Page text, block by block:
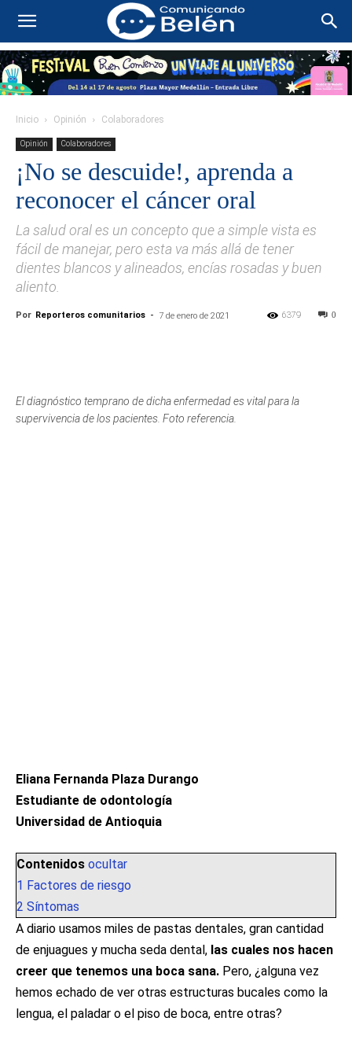
Inicio Opinión Colaboradores
Opinión Colaboradores
¡No se descuide!, aprenda a
reconocer el cáncer oral
La salud oral es un concepto que a simple vista es
fácil de manejar, pero esta va más allá de tener
dientes blancos y alineados, encías rosadas y buen
aliento.
Por Reporteros comunitarios - 7 de enero de 2021 0
6379
El diagnóstico temprano de dicha enfermedad es vital para la
supervivencia de los pacientes. Foto referencia.
Eliana Fernanda Plaza Durango
Estudiante de odontología
Universidad de Antioquia
Contenidos ocultar
1 Factores de riesgo
2 Síntomas
A diario usamos miles de pastas dentales, gran cantidad
de enjuagues y mucha seda dental, las cuales nos hacen
creer que tenemos una boca sana. Pero, ¿alguna vez
hemos echado de ver otras estructuras bucales como la
lengua, el paladar o el piso de boca, entre otras?